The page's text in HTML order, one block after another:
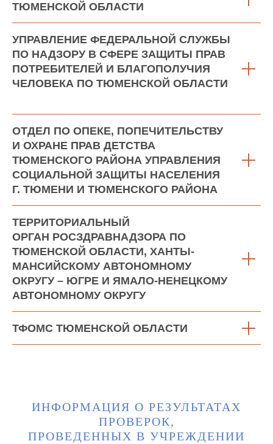
ТЮМЕНСКОЙ ОБЛАСТИ
УПРАВЛЕНИЕ ФЕДЕРАЛЬНОЙ СЛУЖБЫ
ПО НАДЗОРУ В СФЕРЕ ЗАЩИТЫ ПРАВ
ПОТРЕБИТЕЛЕЙ И БЛАГОПОЛУЧИЯ
ЧЕЛОВЕКА ПО ТЮМЕНСКОЙ ОБЛАСТИ
ОТДЕЛ ПО ОПЕКЕ, ПОПЕЧИТЕЛЬСТВУ
И ОХРАНЕ ПРАВ ДЕТСТВА
ТЮМЕНСКОГО РАЙОНА УПРАВЛЕНИЯ
СОЦИАЛЬНОЙ ЗАЩИТЫ НАСЕЛЕНИЯ
Г. ТЮМЕНИ И ТЮМЕНСКОГО РАЙОНА
ТЕРРИТОРИАЛЬНЫЙ
ОРГАН РОСЗДРАВНАДЗОРА ПО
ТЮМЕНСКОЙ ОБЛАСТИ, ХАНТЫ-
МАНСИЙСКОМУ АВТОНОМНОМУ
ОКРУГУ – ЮГРЕ И ЯМАЛО-НЕНЕЦКОМУ
АВТОНОМНОМУ ОКРУГУ
ТФОМС ТЮМЕНСКОЙ ОБЛАСТИ
ИНФОРМАЦИЯ О РЕЗУЛЬТАТАХ
ПРОВЕРОК,
ПРОВЕДЕННЫХ В УЧРЕЖДЕНИИ
История учреждения
НОВОСТИ
Новости
СМИ
ПИЛОТНЫЙ ПРОЕКТ